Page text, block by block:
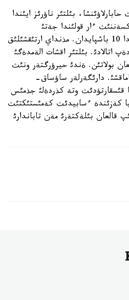
بئلتئر ناؤرئز ايئندا
ءار قولئندا جةتئ
ساؤساقتان بار، ال اياقتارئندا 10 باشپايدان. مذنداي ارتئقشئلئق
اتالادئ. بئلتئر اقشات الةمدةگئ
بولاتئن. ةندئ حيرؤرگتةر ونئث
دارئگةرلةر ساؤساق-
34 تةن 20 عا قئسقارتؤدئث وتة كذردةلئ جذمئس
كةزئندة ءسابيدئث كةمئستئكتئث
قالعان بئلةكتةرئ مةن تاباندارئ